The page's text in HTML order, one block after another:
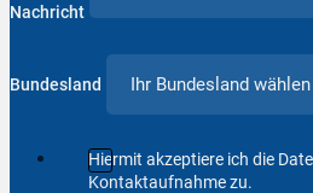
Nachricht
Bundesland
Hiermit akzeptiere ich die
Kontaktaufnahme zu.